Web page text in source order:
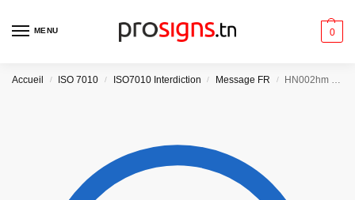
MENU 0
Accueil / ISO 7010 / ISO7010 Interdiction / Message FR / HN002hm – Interdiction de fumer et de vapoter